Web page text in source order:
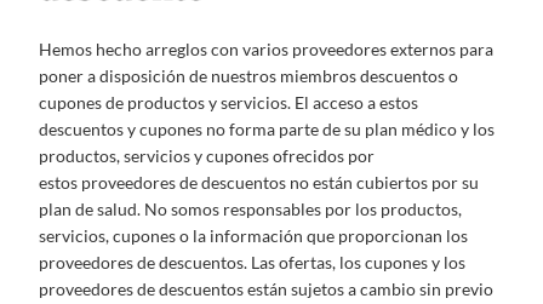
Hemos hecho arreglos con varios proveedores externos para
poner a disposición de nuestros miembros descuentos o
cupones de productos y servicios. El acceso a estos
descuentos y cupones no forma parte de su plan médico y los
productos, servicios y cupones ofrecidos por
estos proveedores de descuentos no están cubiertos por su
plan de salud. No somos responsables por los productos,
servicios, cupones o la información que proporcionan los
proveedores de descuentos. Las ofertas, los cupones y los
proveedores de descuentos están sujetos a cambio sin previo